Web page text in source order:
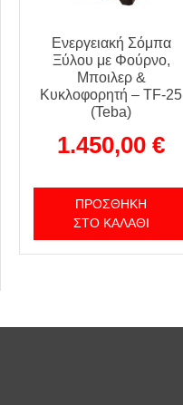
Ενεργειακή Σόμπα
Ξύλου με Φούρνο,
Μποιλερ &
Κυκλοφορητή – ΤF-25
(Teba)
1.450,00€
ΠΡΟΣΘΉΚΗ
ΣΤΟ ΚΑΛΆΘΙ